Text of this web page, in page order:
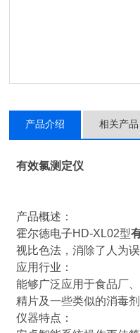
产品介绍 相关产品
有效氯测定仪
产品概述：
霍尔德电子HD-XL02型
视比色法，消除了人为
应用行业：
能够广泛应用于食品厂
精片及一些类似的消毒
仪器特点：